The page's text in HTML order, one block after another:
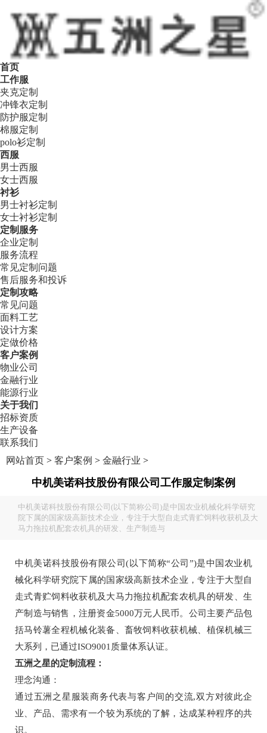
首页
工作服
夹克定制
冲锋衣定制
防护服定制
棉服定制
polo衫定制
西服
男士西服
女士西服
衬衫
男士衬衫定制
女士衬衫定制
定制服务
企业定制
服务流程
常见定制问题
售后服务和投诉
定制攻略
常见问题
面料工艺
设计方案
定做价格
客户案例
物业公司
金融行业
能源行业
关于我们
招标资质
生产设备
联系我们
网站首页 > 客户案例 > 金融行业 >
中机美诺科技股份有限公司工作服定制案例
中机美诺科技股份有限公司(以下简称公司)是中国农业机械化科学研究
院下属的国家级高新技术企业，专注于大型自走式青贮饲料收获机及大
马力拖拉机配套农机具的研发、生产制造与
中机美诺科技股份有限公司(以下简称“公司”)是中国农业机
械化科学研究院下属的国家级高新技术企业，专注于大型自
走式青贮饲料收获机及大马力拖拉机配套农机具的研发、生
产制造与销售，注册资金5000万元人民币。公司主要产品包
括马铃薯全程机械化装备、畜牧饲料收获机械、植保机械三
大系列，已通过ISO9001质量体系认证。
五洲之星的定制流程：
理念沟通：
通过五洲之星服装商务代表与客户间的交流,双方对彼此企
业、产品、需求有一个较为系统的了解，达成某种程序的共
识。